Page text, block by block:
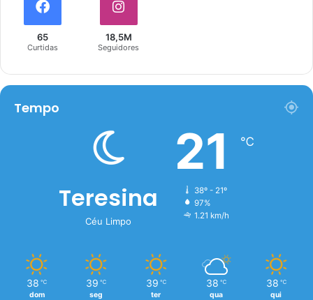
65
Curtidas
18,5M
Seguidores
Tempo
Teresina
Céu Limpo
21 ℃
38º - 21º
97%
1.21 km/h
38 ℃
dom
39 ℃
seg
39 ℃
ter
38 ℃
qua
38 ℃
qui